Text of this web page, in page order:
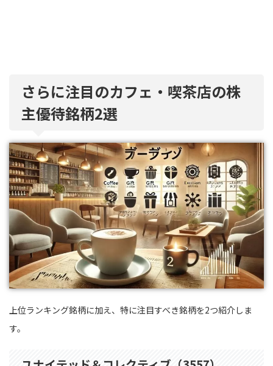
さらに注目のカフェ・喫茶店の株
主優待銘柄2選
上位ランキング銘柄に加え、特に注目すべき銘柄を2つ紹介しま
す。